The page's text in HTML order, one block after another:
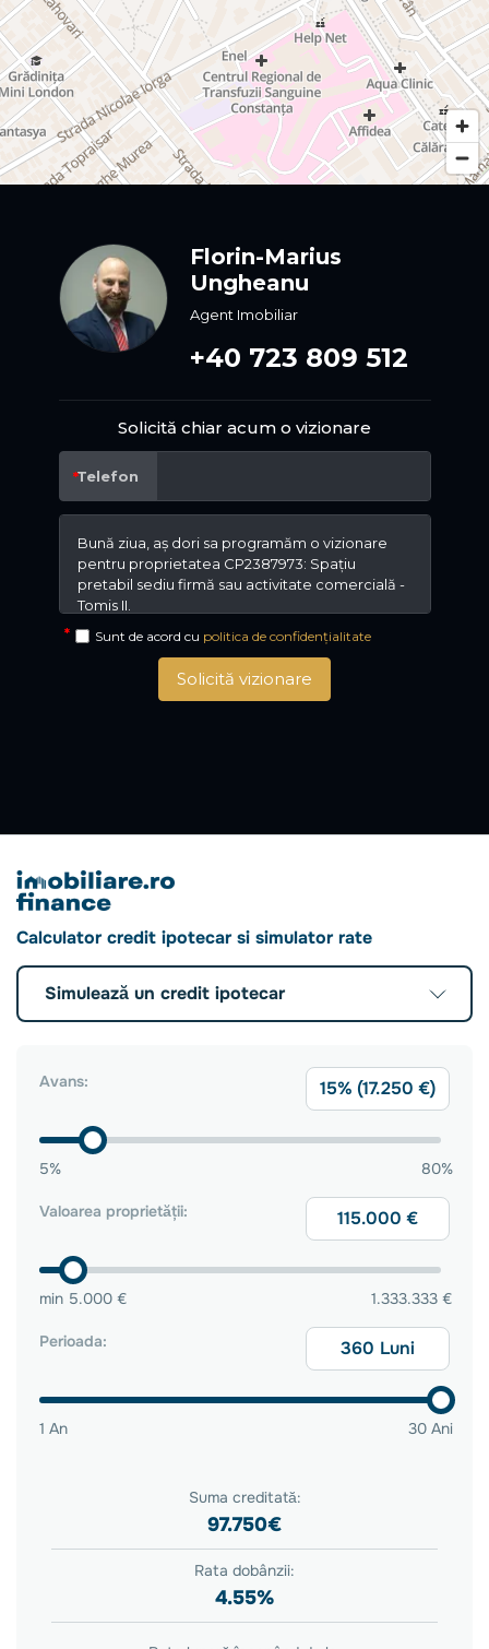
Florin-Marius
Ungheanu
Agent Imobiliar
+40 723 809 512
Solicită chiar acum o vizionare
Telefon
Sunt de acord cu politica de confidențialitate
Solicită vizionare